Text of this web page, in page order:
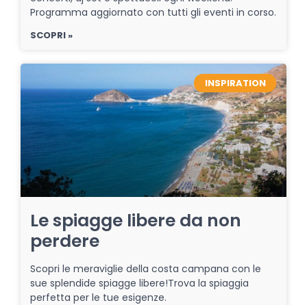
Programma aggiornato con tutti gli eventi in corso.
SCOPRI »
INSPIRATION
Le spiagge libere da non
perdere
Scopri le meraviglie della costa campana con le
sue splendide spiagge libere!Trova la spiaggia
perfetta per le tue esigenze.